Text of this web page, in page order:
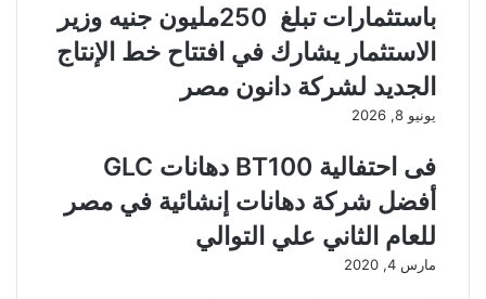
باستثمارات تبلغ 250مليون جنيه وزير
الاستثمار يشارك في افتتاح خط الإنتاج
الجديد لشركة دانون مصر
يونيو 8, 2026
فى احتفالية BT100 دهانات GLC
أفضل شركة دهانات إنشائية في مصر
للعام الثاني علي التوالي
مارس 4, 2020